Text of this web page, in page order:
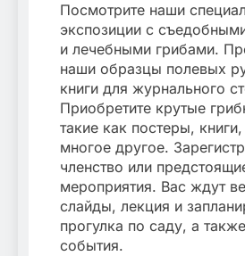
Посмотрите наши
экспозиции с
и лечебными грибами.
наши образцы полевых
книги для журнального
Приобретите крутые
такие как постеры,
многое другое.
членство или
мероприятия. Вас ждут
слайды, лекция и
прогулка по саду, а
события.